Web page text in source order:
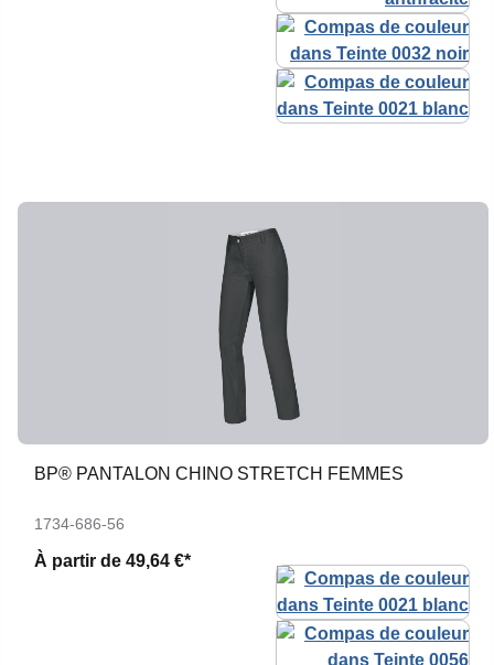
BP® PANTALON CHINO STRETCH FEMMES
1734-686-56
À partir de 49,64 €*